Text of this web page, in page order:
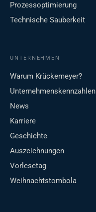
Prozessoptimierung
Technische Sauberkeit
UNTERNEHMEN
Warum Krückemeyer?
Unternehmenskennzahlen
News
Karriere
Geschichte
Auszeichnungen
Vorlesetag
Weihnachtstombola